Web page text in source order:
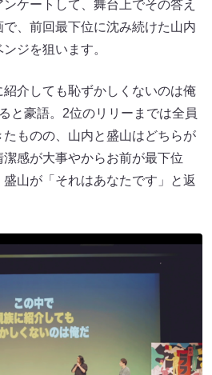
ケートして、舞台上でその答え
、前回最下位に沈み続けた山内
ジを狙います。
介しても恥ずかしくないのは俺
と豪語。2位のリリーまでは全員
ものの、山内と盛山はどちらが
感が大事やからお前が最下位
山が「それはあなたです」と返